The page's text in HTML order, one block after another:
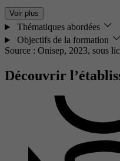
Voir plus
Thématiques abordées
Objectifs de la formation
Source : Onisep, 2023, sous
Découvrir